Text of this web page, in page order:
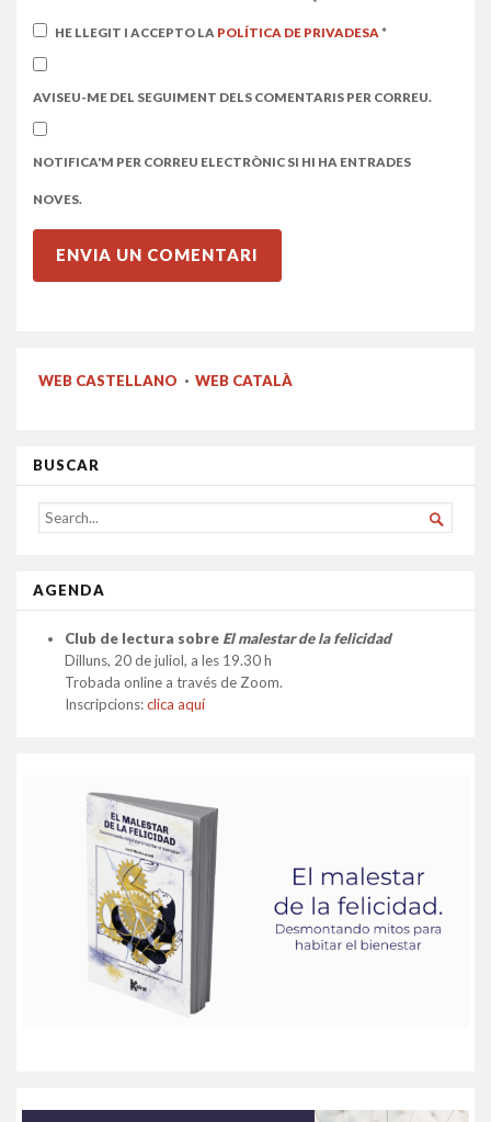
HE LLEGIT I ACCEPTO LA POLÍTICA DE PRIVADESA *
AVISEU-ME DEL SEGUIMENT DELS COMENTARIS PER CORREU.
NOTIFICA'M PER CORREU ELECTRÒNIC SI HI HA ENTRADES
NOVES.
WEB CASTELLANO · WEB CATALÀ
BUSCAR
SEARCH
FOR...

AGENDA
Club de lectura sobre El malestar de la felicidad
Dilluns, 20 de juliol, a les 19.30 h
Trobada online a través de Zoom.
Inscripcions:clica aquí